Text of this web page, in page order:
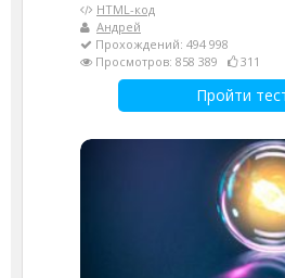
HTML-код
Андрей
Прохождений: 494 998
Просмотров: 858 389
311
Пройти